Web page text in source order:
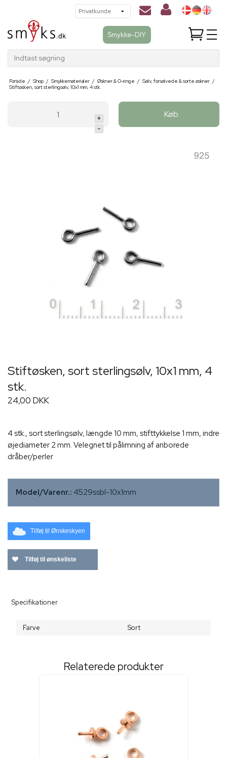
Smykke-DIY
Indtast søgning
Forside / Shop / Smykkematerialer / Øskner & O-ringe / Sølv, forsølvede & sorte øskner /
Stiftøsken, sort sterlingsølv, 10x1 mm, 4 stk.
+
-
Køb
Stiftøsken, sort sterlingsølv, 10x1 mm, 4
stk.
24,00 DKK
4 stk., sort sterlingsølv, længde 10 mm, stifttykkelse 1 mm, indre
øjediameter 2 mm. Velegnet til pålimning af anborede
dråber/perler
Model/Varenr.: 4529ssbl-10x1mm
Tilføj til Ønskeskyen
Tilføj til ønskeliste
Specifikationer
Farve Sort
Relaterede produkter